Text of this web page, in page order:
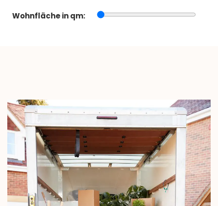
Wohnfläche in qm: